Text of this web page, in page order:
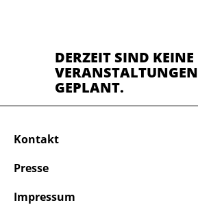
DERZEIT SIND KEINE
VERANSTALTUNGEN
GEPLANT.
Kontakt
Presse
Impressum